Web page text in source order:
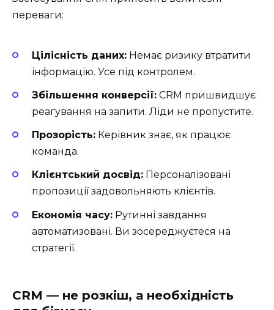
переваги:
Цілісність даних: Немає ризику втратити
інформацію. Усе під контролем.
Збільшення конверсії: CRM пришвидшує
реагування на запити. Ліди не пропустите.
Прозорість: Керівник знає, як працює
команда.
Клієнтський досвід: Персоналізовані
пропозиції задовольняють клієнтів.
Економія часу: Рутинні завдання
автоматизовані. Ви зосереджуєтеся на
стратегії.
CRM — не розкіш, а необхідність